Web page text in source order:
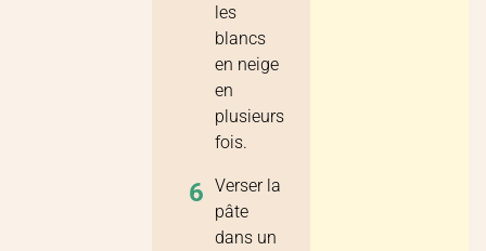
les
blancs
en neige
en
plusieurs
fois.
6 Verser la
pâte
dans un